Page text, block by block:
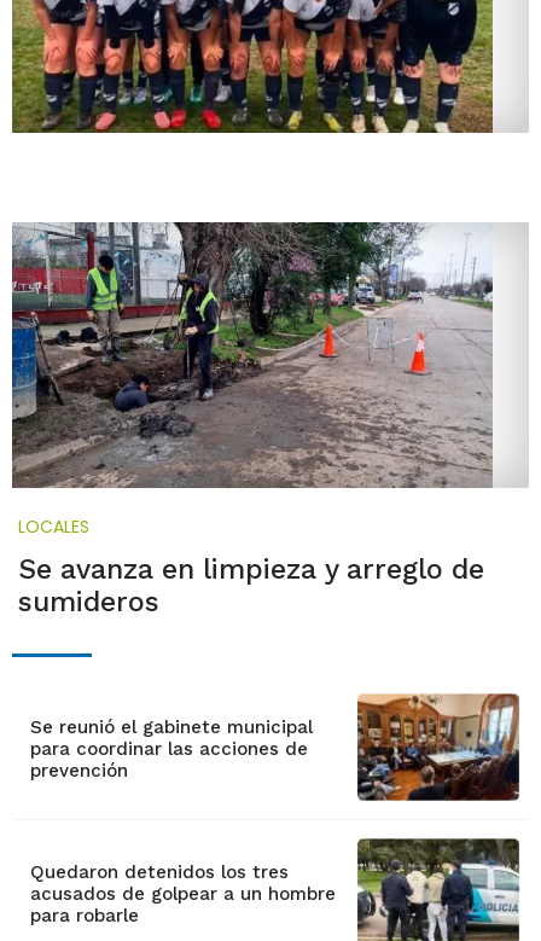
LOCALES
Se avanza en limpieza y arreglo de
sumideros
Se reunió el gabinete municipal
para coordinar las acciones de
prevención
Quedaron detenidos los tres
acusados de golpear a un hombre
para robarle